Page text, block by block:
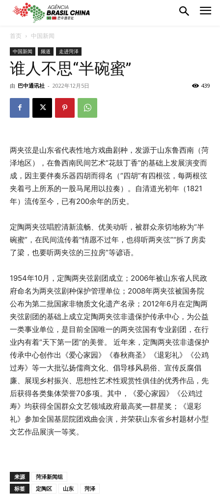
首页 中国新闻
中国新闻 频道 走进菏泽
谁人不思“半碗蜜”
由 巴中通讯社 - 2022年12月5日 439
两夹弦是山东省代表性地方戏曲剧种，发源于山东鲁西南（菏
泽地区），在鲁西南民间艺术“花鼓丁香”的基础上发展演变而
成，因主要伴奏乐器四胡而得名（“四胡”有四根弦，每两根弦
夹着弓上所系的一股马尾用以拉奏）。自清道光初年（1821
年）流传至今，已有200余年的历史。
定陶两夹弦唱腔清新流畅、优美动听，被群众亲切地称为“半
碗蜜”，在民间流传着“情愿不过年，也得听两夹弦”“拆了房卖
了梁，也要听两夹弦的三拉房”等谚语。
1954年10月，定陶两夹弦剧团成立；2006年被山东省人民政
府命名为两夹弦剧种保护管理单位；2008年两夹弦被国务院
公布为第二批国家非物质文化遗产名录；2012年6月在定陶两
夹弦剧团的基础上成立定陶两夹弦非遗保护传承中心，为公益
一类事业单位，是目前全国唯一的两夹弦国有专业剧团，在行
业内有着“天下第一团”的美誉。 近年来，定陶两夹弦非遗保护
传承中心创作出《爱心家园》《春秋商圣》《退彩礼》《公鸡
过寿》等一大批弘扬儒商文化、倡导移风易俗、宣传反腐倡
廉、展现乡村振兴、思想性艺术性观赏性俱佳的优秀作品，先
后获得各类集体荣誉70多项。其中，《爱心家园》《公鸡过
寿》均获得全国群众文艺领域政府最高奖—群星奖；《退彩
礼》参加全国基层院团戏曲会演，并荣获山东省乡村题材小型
文艺作品展演一等奖。
来源
菏泽新闻组
标签
定陶区 山东 菏泽